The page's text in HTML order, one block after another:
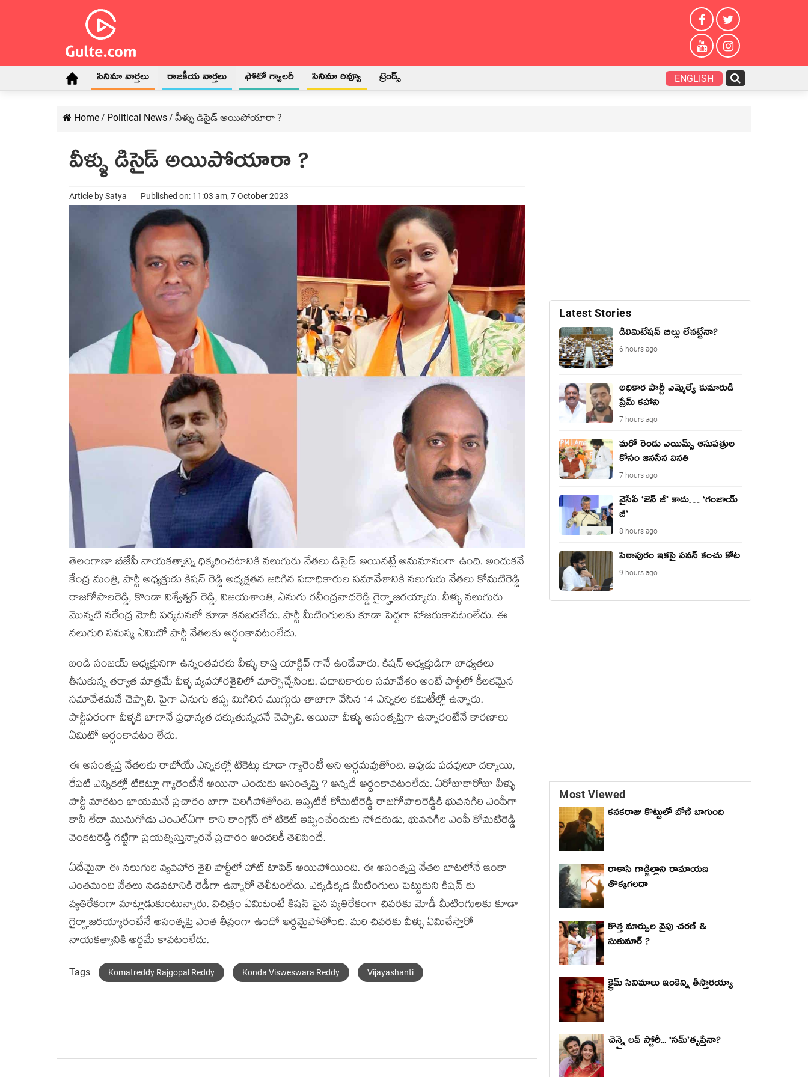
సినిమా వార్తలు రాజకీయ వార్తలు ఫోటో గ్యాలరీ సినిమా రివ్యూ ట్రెండ్స్ ENGLISH
Home/ Political News/ వీళ్ళు డిసైడ్ అయిపోయారా ?
వీళ్ళు డిసైడ్ అయిపోయారా ?
Article bySatya Published on: 11:03 am, 7 October 2023
తెలంగాణా బీజేపీ నాయకత్వాన్ని ధిక్కరించటానికి నలుగురు నేతలు డిసైడ్ అయినట్లే అనుమానంగా ఉంది. అందుకనే
కేంద్ర మంత్రి, పార్టీ అధ్యక్షుడు కిషన్ రెడ్డి అధ్యక్షతన జరిగిన పదాధికారుల సమావేశానికి నలుగురు నేతలు కోమటిరెడ్డి
రాజగోపాలరెడ్డి, కొండా విశ్వేశ్వర్ రెడ్డి, విజయశాంతి, ఏనుగు రవీంద్రనాధరెడ్డి గైర్హాజరయ్యారు. వీళ్ళు నలుగురు
మొన్నటి నరేంద్ర మోదీ పర్యటనలో కూడా కనబడలేదు. పార్టీ మీటింగులకు కూడా పెద్దగా హాజరుకావటంలేదు. ఈ
నలుగురి సమస్య ఏమిటో పార్టీ నేతలకు అర్ధంకావటంలేదు.
బండి సంజయ్ అధ్యక్షునిగా ఉన్నంతవరకు వీళ్ళు కాస్త యాక్టివ్ గానే ఉండేవారు. కిషన్ అధ్యక్షుడిగా బాధ్యతలు
తీసుకున్న తర్వాత మాత్రమే వీళ్ళ వ్యవహారశైలిలో మార్పొచ్చేసింది. పదాదికారుల సమావేశం అంటే పార్టీలో కీలకమైన
సమావేశమనే చెప్పాలి. పైగా ఏనుగు తప్ప మిగిలిన ముగ్గురు తాజాగా వేసిన 14 ఎన్నికల కమిటీల్లో ఉన్నారు.
పార్టీపరంగా వీళ్ళకి బాగానే ప్రధాన్యత దక్కుతున్నదనే చెప్పాలి. అయినా వీళ్ళు అసంతృప్తిగా ఉన్నారంటేనే కారణాలు
ఏమిటో అర్ధంకావటం లేదు.
ఈ అసంతృప్త నేతలకు రాబోయే ఎన్నికల్లో టికెట్లు కూడా గ్యారెంటీ అని అర్ధమవుతోంది. ఇపుడు పదవులూ దక్కాయి,
రేపటి ఎన్నికల్లో టికెట్లూ గ్యారెంటీనే అయినా ఎందుకు అసంతృప్తి ? అన్నదే అర్ధంకావటంలేదు. ఏరోజుకారోజు వీళ్ళు
పార్టీ మారటం ఖాయమనే ప్రచారం బాగా పెరిగిపోతోంది. ఇప్పటికే కోమటిరెడ్డి రాజగోపాలరెడ్డికి భువనగిరి ఎంపీగా
కానీ లేదా మునుగోడు ఎంఎల్ఏగా కాని కాంగ్రెస్ లో టికెట్ ఇప్పించేందుకు సోదరుడు, భువనగిరి ఎంపీ కోమటిరెడ్డి
వెంకటరెడ్డి గట్టిగా ప్రయత్నిస్తున్నారనే ప్రచారం అందరికీ తెలిసిందే.
ఏదేమైనా ఈ నలుగురి వ్యవహార శైలి పార్టీలో హాట్ టాపిక్ అయిపోయింది. ఈ అసంతృప్త నేతల బాటలోనే ఇంకా
ఎంతమంది నేతలు నడవటానికి రెడీగా ఉన్నారో తెలీటంలేదు. ఎక్కడిక్కడ మీటింగులు పెట్టుకుని కిషన్ కు
వ్యతిరేకంగా మాట్లాడుకుంటున్నారు. విచిత్రం ఏమిటంటే కిషన్ పైన వ్యతిరేకంగా చివరకు మోడీ మీటింగులకు కూడా
గైర్హాజరయ్యారంటేనే అసంతృప్తి ఎంత తీవ్రంగా ఉందో అర్ధమైపోతోంది. మరి చివరకు వీళ్ళు ఏమిచేస్తారో
నాయకత్వానికి అర్ధమే కావటంలేదు.
Tags Komatreddy Rajgopal Reddy Konda Visweswara Reddy Vijayashanti
Latest Stories
డీలిమిటేషన్ బిల్లు లేన‌ట్టేనా?
6 hours ago
అధికార పార్టీ ఎమ్మెల్యే కుమారుడి
ప్రేమ్ కహాని
7 hours ago
మరో రెండు ఎయిమ్స్ ఆసుపత్రుల
కోసం జనసేన వినతి
7 hours ago
వైసీపీ ‘జెన్ జీ’ కాదు… ‘గంజాయ్
జీ’
8 hours ago
పిఠాపురం ఇకపై పవన్ కంచు కోట
9 hours ago
Most Viewed
కనకరాజు కొట్టులో బోణీ బాగుంది
రాకాసి గాడ్జిల్లాని రామాయణ
తొక్కగలదా
కొత్త మార్పుల వైపు చరణ్ &
సుకుమార్ ?
క్రైమ్ సినిమాలు ఇంకెన్ని తీస్తారయ్యా
చెన్నై లవ్ స్టోరీ... ‘సమ్’తృప్తేనా?